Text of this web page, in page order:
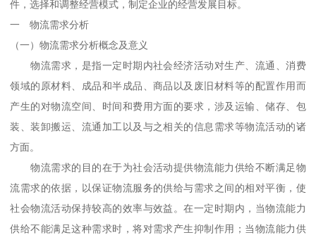
件，选择和调整经营模式，制定企业的经营发展目标。
一 物流需求分析
（一）物流需求分析概念及意义
物流需求，是指一定时期内社会经济活动对生产、流通、消费
领域的原材料、成品和半成品、商品以及废旧材料等的配置作用而
产生的对物流空间、时间和费用方面的要求，涉及运输、储存、包
装、装卸搬运、流通加工以及与之相关的信息需求等物流活动的诸
方面。
物流需求的目的在于为社会活动提供物流能力供给不断满足物
流需求的依据，以保证物流服务的供给与需求之间的相对平衡，使
社会物流活动保持较高的效率与效益。在一定时期内，当物流能力
供给不能满足这种需求时，将对需求产生抑制作用；当物流能力供